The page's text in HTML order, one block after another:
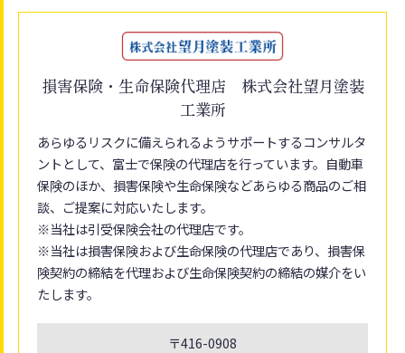
損害保険・生命保険代理店 株式会社望月塗装
工業所
あらゆるリスクに備えられるようサポートするコンサルタ
ントとして、富士で保険の代理店を行っています。自動車
保険のほか、損害保険や生命保険などあらゆる商品のご相
談、ご提案に対応いたします。
※当社は引受保険会社の代理店です。
※当社は損害保険および生命保険の代理店であり、損害保
険契約の締結を代理および生命保険契約の締結の媒介をい
たします。
〒416-0908